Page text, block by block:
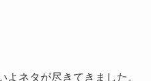
ネタが尽きてきました。